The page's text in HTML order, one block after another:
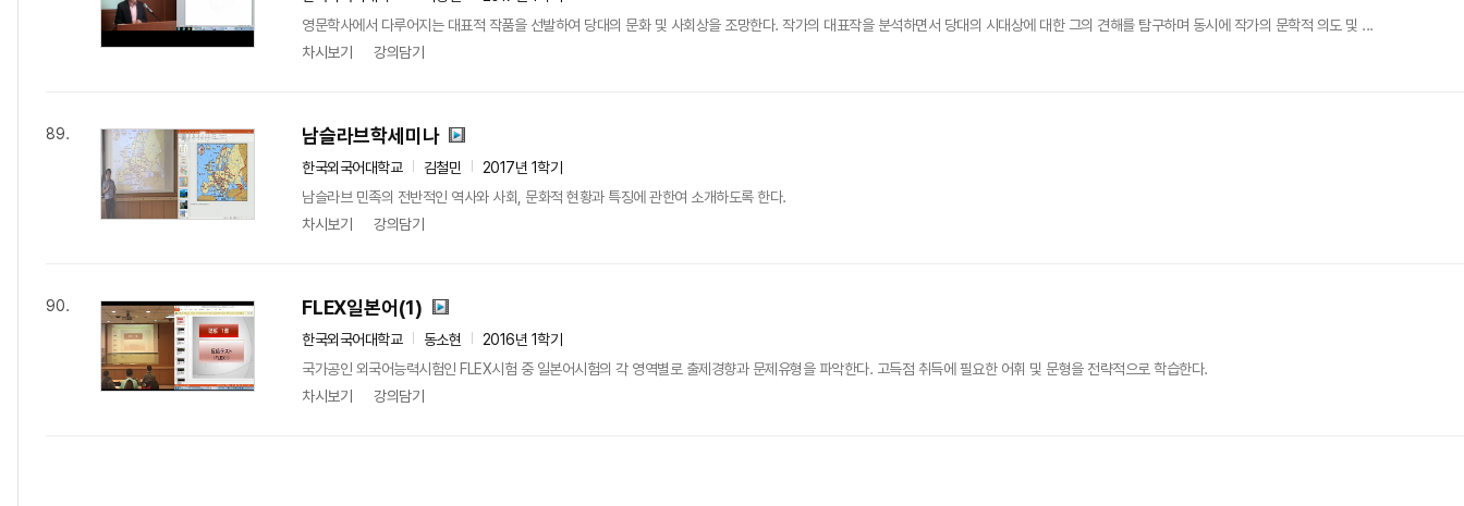
영문학사에서 다루어지는 대표적 작품을 선발하여 당대의 문화 및 사회상을 조망한다. 작가의 대표작을 분석하면서 당대의 시대상에 대한 그의 견해를 탐구하며 동시에 작가의 문학적 의도 및 ...
차시보기
강의담기
89. 남슬라브학세미나
한국외국어대학교 김철민
2017년 1학기
남슬라브 민족의 전반적인 역사와 사회, 문화적 현황과 특징에 관한여 소개하도록 한다.
차시보기
강의담기
90. FLEX일본어(1)
한국외국어대학교 동소현
2016년 1학기
국가공인 외국어능력시험인 FLEX시험 중 일본어시험의 각 영역별로 출제경향과 문제유형을 파악한다. 고득점 취득에 필요한 어휘 및 문형을 전략적으로 학습한다.
차시보기
강의담기